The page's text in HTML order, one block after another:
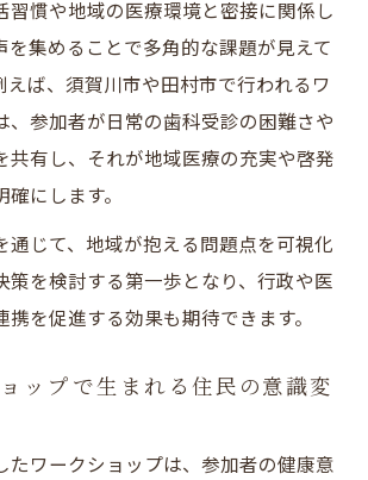
習慣や地域の医療環境と密接に関係し
を集めることで多角的な課題が見えて
えば、須賀川市や田村市で行われるワ
、参加者が日常の歯科受診の困難さや
共有し、それが地域医療の充実や啓発
にします。
通じて、地域が抱える問題点を可視化
策を検討する第一歩となり、行政や医
を促進する効果も期待できます。
ップで生まれる住民の意識変
たワークショップは、参加者の健康意